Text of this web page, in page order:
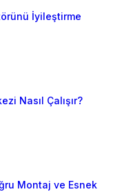
İyileştirme
Nasıl Çalışır?
Montaj ve Esnek